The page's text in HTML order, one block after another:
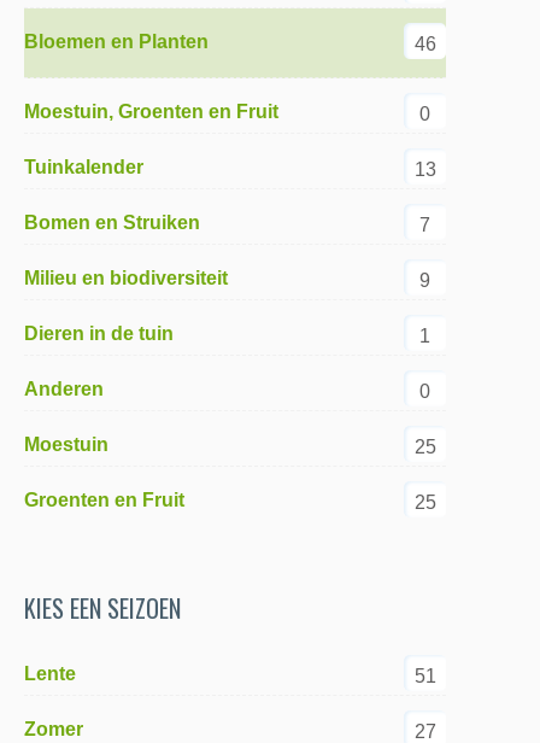
Bloemen en Planten 46
Moestuin, Groenten en Fruit 0
Tuinkalender 13
Bomen en Struiken 7
Milieu en biodiversiteit 9
Dieren in de tuin 1
Anderen 0
Moestuin 25
Groenten en Fruit 25
KIES EEN SEIZOEN
Lente 51
Zomer 27